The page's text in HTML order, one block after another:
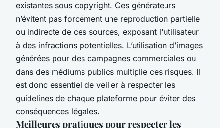
existantes sous copyright. Ces générateurs
n’évitent pas forcément une reproduction partielle
ou indirecte de ces sources, exposant l'utilisateur
à des infractions potentielles. L’utilisation d’images
générées pour des campagnes commerciales ou
dans des médiums publics multiplie ces risques. Il
est donc essentiel de veiller à respecter les
guidelines de chaque plateforme pour éviter des
conséquences légales.
Meilleures pratiques pour respecter les